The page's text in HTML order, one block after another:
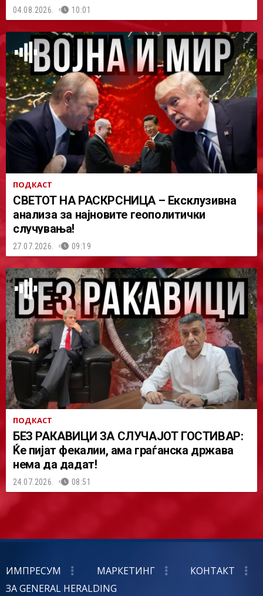
04.08.2026. 10:01
ПОДКАСТ
СВЕТОТ НА РАСКРСНИЦА – Ексклузивна
анализа за најновите геополитички
случувања!
27.07.2026. 09:19
ПОДКАСТ
БЕЗ РАКАВИЦИ ЗА СЛУЧАЈОТ ГОСТИВАР:
Ќе пијат фекалии, ама граѓанска држава
нема да дадат!
24.07.2026. 08:51
ИМПРЕСУМ МАРКЕТИНГ
КОНТАКТ
ЗА GENERAL HERALDING